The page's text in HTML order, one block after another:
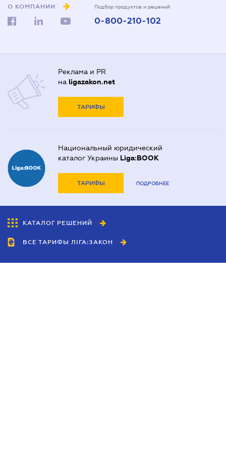
О КОМПАНИИ Подбор продуктов и решений
0-800-210-102
Реклама и PR
на ligazakon.net
ТАРИФЫ
Национальный юридический
каталог Украины Liga:BOOK
ТАРИФЫ ПОДРОБНЕЕ
КАТАЛОГ РЕШЕНИЙ
ВСЕ ТАРИФЫ ЛІГА:ЗАКОН